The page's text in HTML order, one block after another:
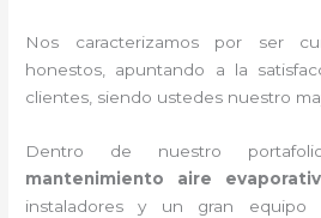
Nos caracterizamos por ser
honestos, apuntando a la
clientes, siendo ustedes nuestro
Dentro de nuestro
mantenimiento aire
instaladores y un gran equipo